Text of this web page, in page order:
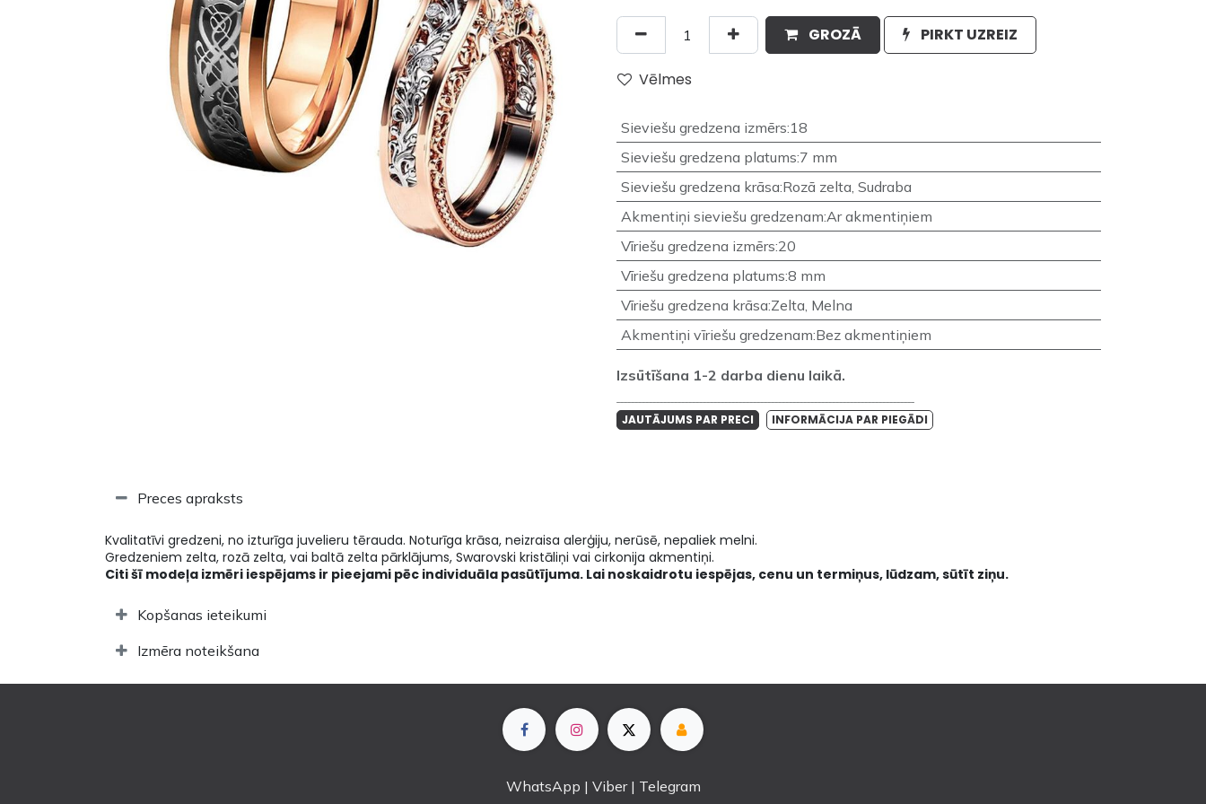
GROZĀ PIRKT UZREIZ
Vēlmes
Sieviešu gredzena izmērs:18
Sieviešu gredzena platums:7 mm
Sieviešu gredzena krāsa:Rozā zelta, Sudraba
Akmentiņi sieviešu gredzenam:Ar akmentiņiem
Vīriešu gredzena izmērs:20
Vīriešu gredzena platums:8 mm
Vīriešu gredzena krāsa:Zelta, Melna
Akmentiņi vīriešu gredzenam:Bez akmentiņiem
Izsūtīšana 1-2 darba dienu laikā.
JAUTĀJUMS PAR PRECI INFORMĀCIJA PAR PIEGĀDI
Preces apraksts
Kvalitatīvi gredzeni, no izturīga juvelieru tērauda. Noturīga krāsa, neizraisa alerģiju, nerūsē, nepaliek melni.
Gredzeniem zelta, rozā zelta, vai baltā zelta pārklājums, Swarovski kristāliņi vai cirkonija akmentiņi.
Citi šī modeļa izmēri iespējams ir pieejami pēc individuāla pasūtījuma. Lai noskaidrotu iespējas, cenu un termiņus, lūdzam, sūtīt ziņu.
Kopšanas ieteikumi
Izmēra noteikšana
WhatsApp | Viber | Telegram